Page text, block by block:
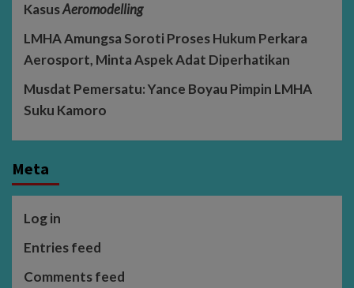
KasusAeromodelling
LMHA Amungsa Soroti Proses Hukum Perkara
Aerosport, Minta Aspek Adat Diperhatikan
Musdat Pemersatu: Yance Boyau Pimpin LMHA
Suku Kamoro
Meta
Log in
Entries feed
Comments feed